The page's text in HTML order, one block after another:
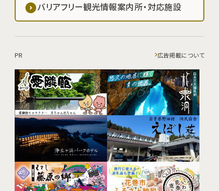
バリアフリー観光情報案内所・対応施設
PR 広告掲載について